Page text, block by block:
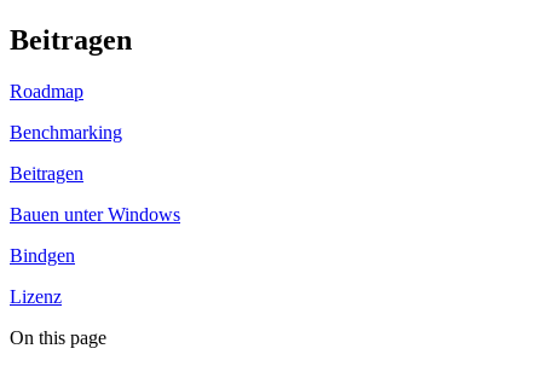
Beitragen
Roadmap
Benchmarking
Beitragen
Bauen unter Windows
Bindgen
Lizenz
On this page